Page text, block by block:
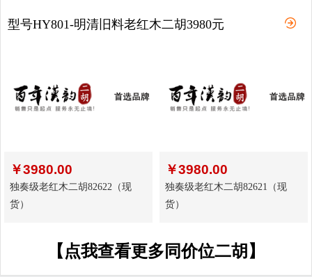
型号HY801-明清旧料老红木二胡3980元
￥3980.00
独奏级老红木二胡82622（现
货）
￥3980.00
独奏级老红木二胡82621（现
货）
【点我查看更多同价位二胡】